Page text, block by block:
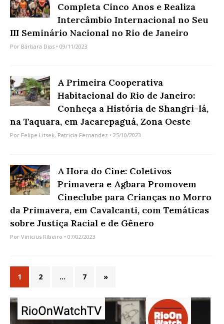
Completa Cinco Anos e Realiza
Intercâmbio Internacional no Seu
III Seminário Nacional no Rio de Janeiro
Por Bárbara Dias • 09/11/2023
A Primeira Cooperativa
Habitacional do Rio de Janeiro:
Conheça a História de Shangri-lá,
na Taquara, em Jacarepaguá, Zona Oeste
Por Felipe Litsek, Patricia Fernandez • 25/10/2023
A Hora do Cine: Coletivos
Primavera e Agbara Promovem
Cineclube para Crianças no Morro
da Primavera, em Cavalcanti, com Temáticas
sobre Justiça Racial e de Gênero
Por Vinícius Ribeiro • 07/02/2023
1 2 … 7 »